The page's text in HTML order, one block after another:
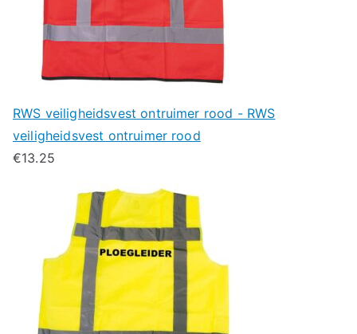
RWS veiligheidsvest ontruimer rood - RWS
veiligheidsvest ontruimer rood
€13.25